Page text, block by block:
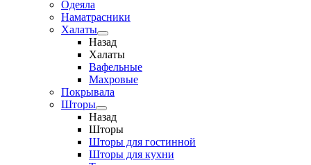
Одеяла
Наматрасники
Халаты
Назад
Халаты
Вафельные
Махровые
Покрывала
Шторы
Назад
Шторы
Шторы для гостинной
Шторы для кухни